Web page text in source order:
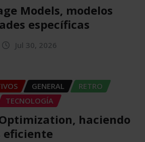
Models, modelos
específicas
Jul 30, 2026
GENERAL
RETRO
TECNOLOGÍA
haciendo
eficiente